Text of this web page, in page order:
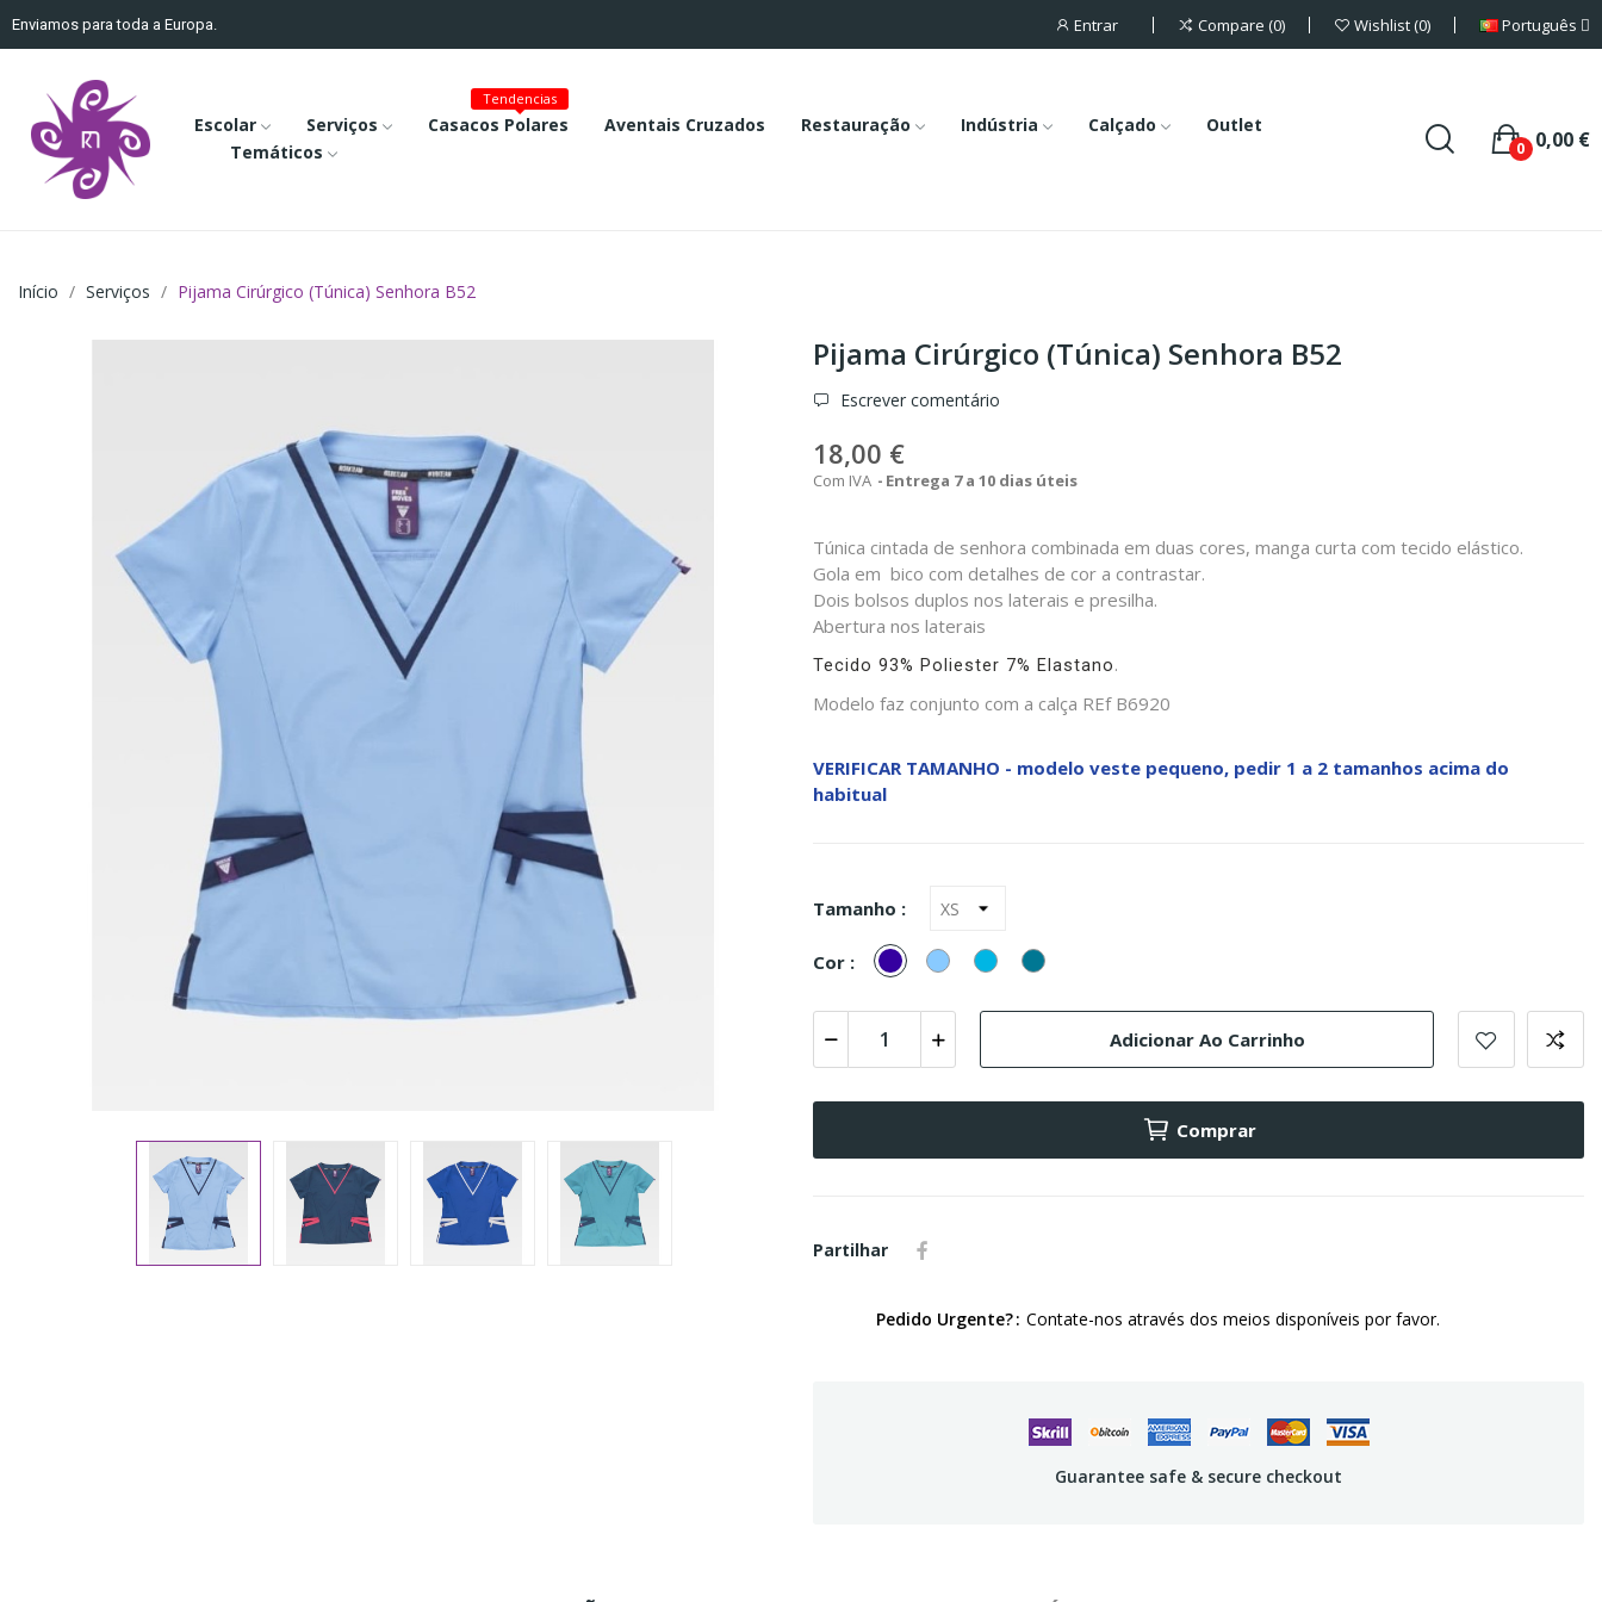
Enviamos para toda a Europa. Entrar Compare 0 Wishlist 0 Português
Escolar Serviços Casacos Polares
Tendencias
Aventais Cruzados Restauração Indústria Calçado
Outlet
Temáticos
0,00 €
0
Início Serviços Pijama Cirúrgico (Túnica) Senhora B52
Pijama Cirúrgico (Túnica) Senhora B52
Escrever comentário
18,00 €
Com IVA Entrega 7 a 10 dias úteis
Túnica cintada de senhora combinada em duas cores, manga curta com tecido elástico.
Gola em bico com detalhes de cor a contrastar.
Dois bolsos duplos nos laterais e presilha.
Abertura nos laterais
Tecido 93% Poliester 7% Elastano.
Modelo faz conjunto com a calça REf B6920
VERIFICAR TAMANHO - modelo veste pequeno, pedir 1 a 2 tamanhos acima do
habitual
Tamanho :
Cor : MarinhoAzul
Celeste
Turquesa
(Azul)
Azul
petróleo
Adicionar Ao Carrinho
Comprar
Partilhar
Pedido Urgente? Contate-nos através dos meios disponíveis por favor.
Guarantee safe & secure checkout